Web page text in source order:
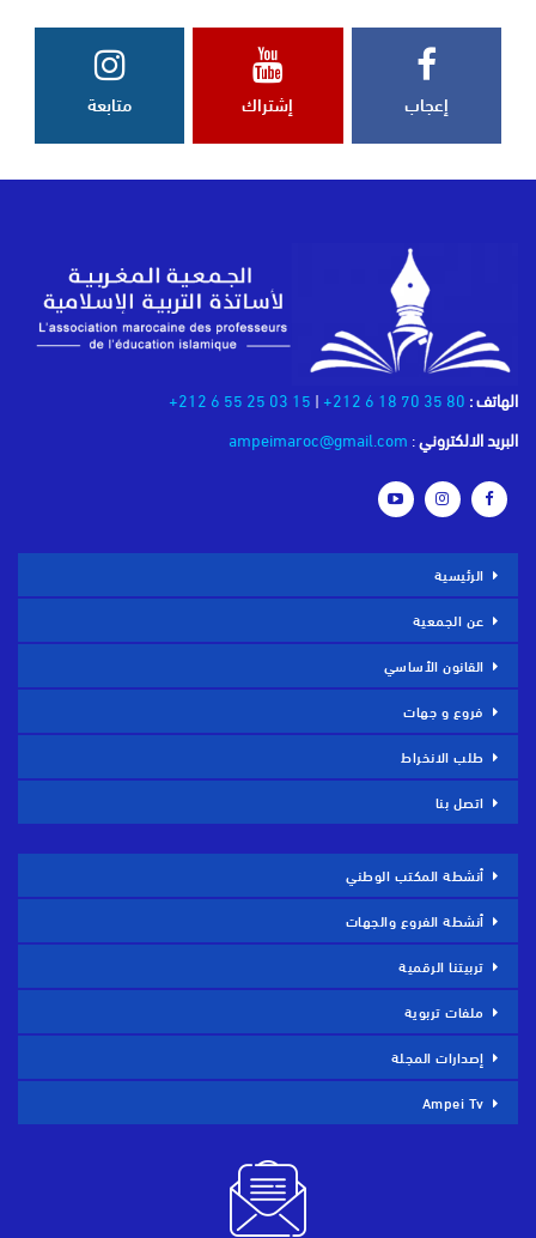
إعجاب إشتراك متابعة
الهاتف : 80 35 70 18 6 212+
|
15 03 25 55 6 212+
البريد الالكتروني:
ampeimaroc@gmail.com
الرئيسية
عن الجمعية
القانون الأساسي
فروع و جهات
طلب الانخراط
اتصل بنا
أنشطة المكتب الوطني
أنشطة الفروع والجهات
تربيتنا الرقمية
ملفات تربوية
إصدارات المجلة
Ampei Tv